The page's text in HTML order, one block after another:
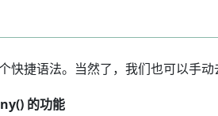
快捷语法。当然了，我们也可以手动
的功能